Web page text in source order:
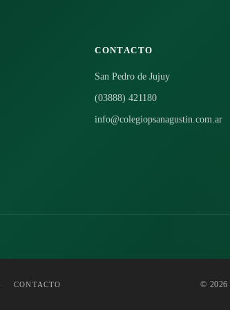
CONTACTO
San Pedro de Jujuy
(03888) 421180
info@colegiopsanagustin.com.ar
CONTACTO © 2026